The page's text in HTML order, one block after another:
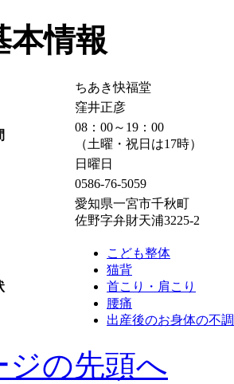
本情報
ちあき快福堂
窪井正彦
08：00～19：00
（土曜・祝日は17時）
日曜日
0586-76-5059
愛知県一宮市千秋町
佐野字弁財天浦3225-2
こども整体
猫背
首こり・肩こり
腰痛
出産後のお身体の不調
ジの先頭へ